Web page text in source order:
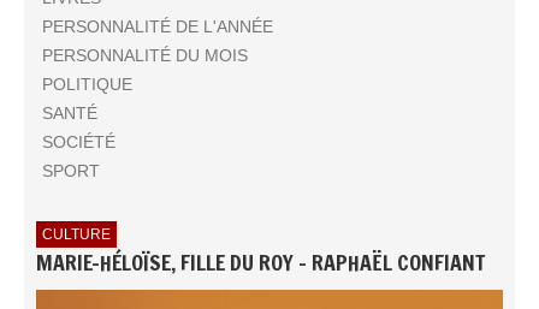
PERSONNALITÉ DE L'ANNÉE
PERSONNALITÉ DU MOIS
POLITIQUE
SANTÉ
SOCIÉTÉ
SPORT
CULTURE
MARIE-HÉLOÏSE, FILLE DU ROY - RAPHAËL CONFIANT